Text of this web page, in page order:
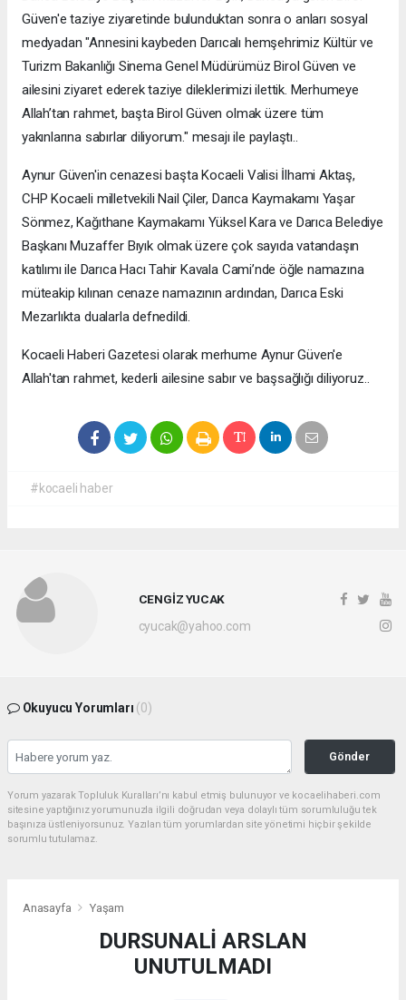
Güven'e taziye ziyaretinde bulunduktan sonra o anları sosyal
medyadan "Annesini kaybeden Darıcalı hemşehrimiz Kültür ve
Turizm Bakanlığı Sinema Genel Müdürümüz Birol Güven ve
ailesini ziyaret ederek taziye dileklerimizi ilettik. Merhumeye
Allah’tan rahmet, başta Birol Güven olmak üzere tüm
yakınlarına sabırlar diliyorum." mesajı ile paylaştı..
Aynur Güven'in cenazesi başta Kocaeli Valisi İlhami Aktaş,
CHP Kocaeli milletvekili Nail Çiler, Darıca Kaymakamı Yaşar
Sönmez, Kağıthane Kaymakamı Yüksel Kara ve Darıca Belediye
Başkanı Muzaffer Bıyık olmak üzere çok sayıda vatandaşın
katılımı ile Darıca Hacı Tahir Kavala Cami’nde öğle namazına
müteakip kılınan cenaze namazının ardından, Darıca Eski
Mezarlıkta dualarla defnedildi.
Kocaeli Haberi Gazetesi olarak merhume Aynur Güven'e
Allah'tan rahmet, kederli ailesine sabır ve başsağlığı diliyoruz..
#kocaeli haber
CENGİZ YUCAK
cyucak@yahoo.com
Okuyucu Yorumları (0)
Gönder
Yorum yazarak Topluluk Kuralları’nı kabul etmiş bulunuyor ve kocaelihaberi.com
sitesine yaptığınız yorumunuzla ilgili doğrudan veya dolaylı tüm sorumluluğu tek
başınıza üstleniyorsunuz. Yazılan tüm yorumlardan site yönetimi hiçbir şekilde
sorumlu tutulamaz.
Anasayfa Yaşam
DURSUNALİ ARSLAN
UNUTULMADI